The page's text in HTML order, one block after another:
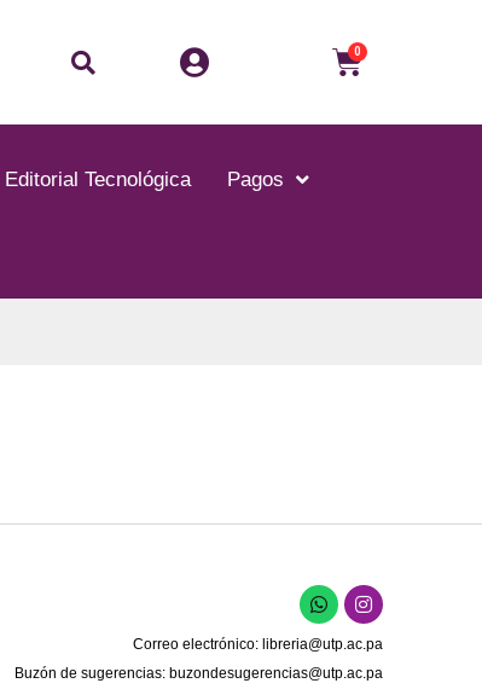
Buscar 0Carrito
Editorial Tecnológica Pagos
W
h
a
t
s
I
n
s
t
a
Correo electrónico: libreria@utp.ac.pa
Buzón de sugerencias: buzondesugerencias@utp.ac.pa